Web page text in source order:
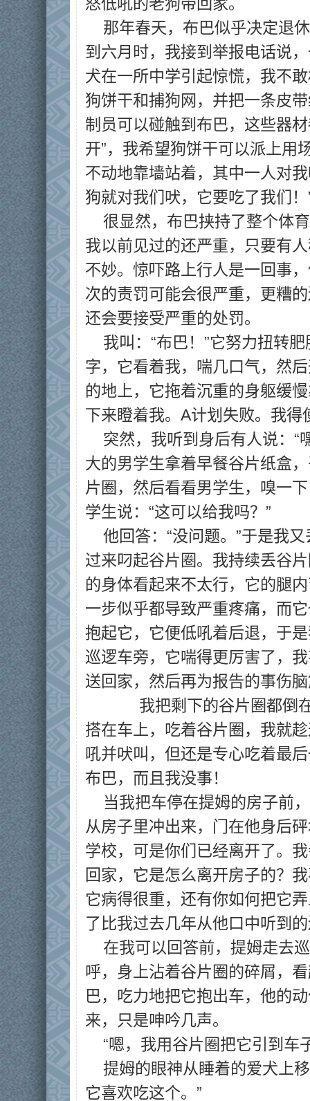
那年春天，布巴似乎决定退
到六月时，我接到举报电话说
犬在一所中学引起惊慌，我不
狗饼干和捕狗网，并把一条皮
制员可以碰触到布巴，这些器
开”，我希望狗饼干可以派上用
不动地靠墙站着，其中一人对
狗就对我们吠，它要吃了我们！
很显然，布巴挟持了整个体
我以前见过的还严重，只要有
不妙。惊吓路上行人是一回事
次的责罚可能会很严重，更糟
还会要接受严重的处罚。
我叫：“布巴！”它努力扭转
字，它看着我，喘几口气，然
的地上，它拖着沉重的身躯缓
下来瞪着我。A计划失败。我
突然，我听到身后有人说：“
大的男学生拿着早餐谷片纸盒
片圈，然后看看男学生，嗅一
学生说：“这可以给我吗？”
他回答：“没问题。”于是我
过来叼起谷片圈。我持续丢谷
的身体看起来不太行，它的腿
一步似乎都导致严重疼痛，而
抱起它，它便低吼着后退，于
巡逻车旁，它喘得更厉害了，
送回家，然后再为报告的事伤
我把剩下的谷片圈都倒在
搭在车上，吃着谷片圈，我就
吼并吠叫，但还是专心吃着最
布巴，而且我没事！
当我把车停在提姆的房子前
从房子里冲出来，门在他身后
学校，可是你们已经离开了。
回家，它是怎么离开房子的？
它病得很重，还有你如何把它
了比我过去几年从他口中听到
在我可以回答前，提姆走去
呼，身上沾着谷片圈的碎屑，
巴，吃力地把它抱出车，他的
来，只是呻吟几声。
“嗯，我用谷片圈把它引到车
提姆的眼神从睡着的爱犬上
它喜欢吃这个。”